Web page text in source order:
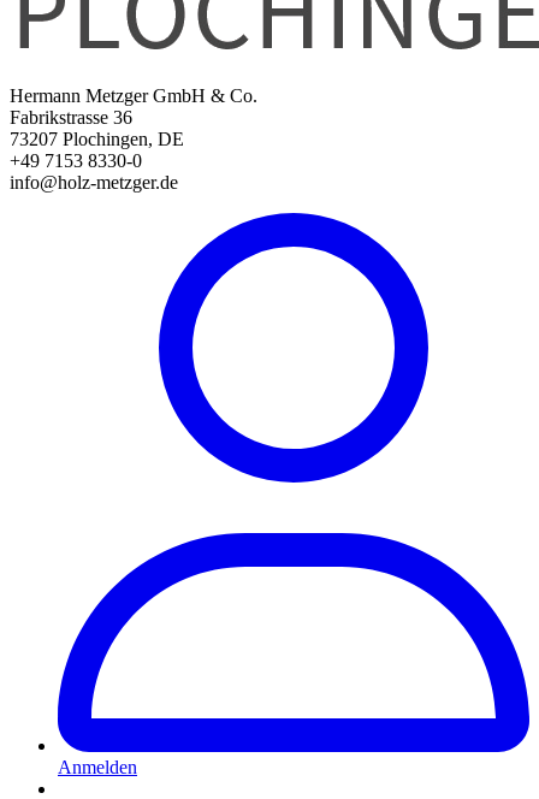
Hermann Metzger GmbH & Co.
Fabrikstrasse 36
73207 Plochingen, DE
+49 7153 8330-0
info@holz-metzger.de
Anmelden